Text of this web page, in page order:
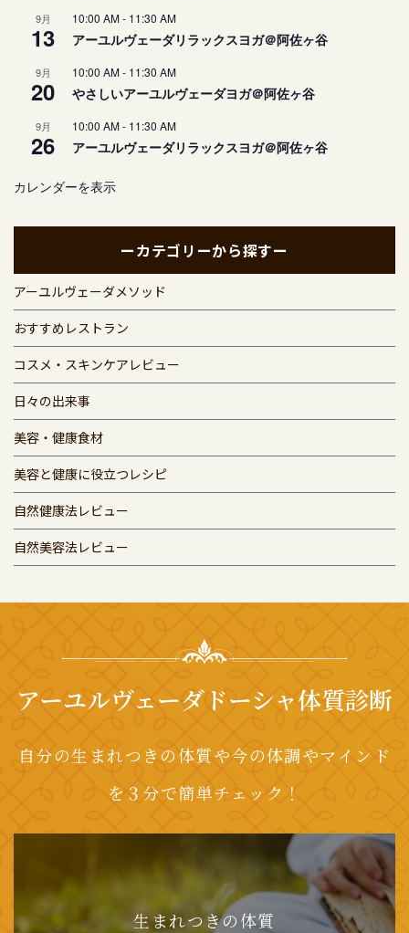
9月
13
10:00 AM- 11:30 AM
アーユルヴェーダリラックスヨガ＠阿佐ヶ谷
9月
20
10:00 AM- 11:30 AM
やさしいアーユルヴェーダヨガ＠阿佐ヶ谷
9月
26
10:00 AM- 11:30 AM
アーユルヴェーダリラックスヨガ＠阿佐ヶ谷
カレンダーを表示
ーカテゴリーから探すー
アーユルヴェーダメソッド
おすすめレストラン
コスメ・スキンケアレビュー
日々の出来事
美容・健康食材
美容と健康に役立つレシピ
自然健康法レビュー
自然美容法レビュー
アーユルヴェーダドーシャ体質診断
自分の生まれつきの体質や今の体調やマインド
を３分で簡単チェック！
生まれつきの体質